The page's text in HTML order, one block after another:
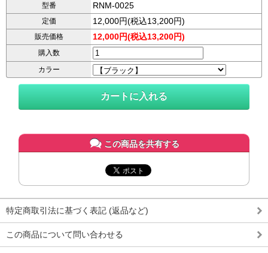
型番 RNM-0025
定価 12,000円(税込13,200円)
販売価格 12,000円(税込13,200円)
購入数
カラー
この商品を共有する
特定商取引法に基づく表記 (返品など)
この商品について問い合わせる